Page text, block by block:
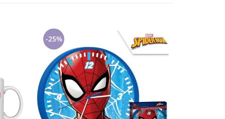
-25%